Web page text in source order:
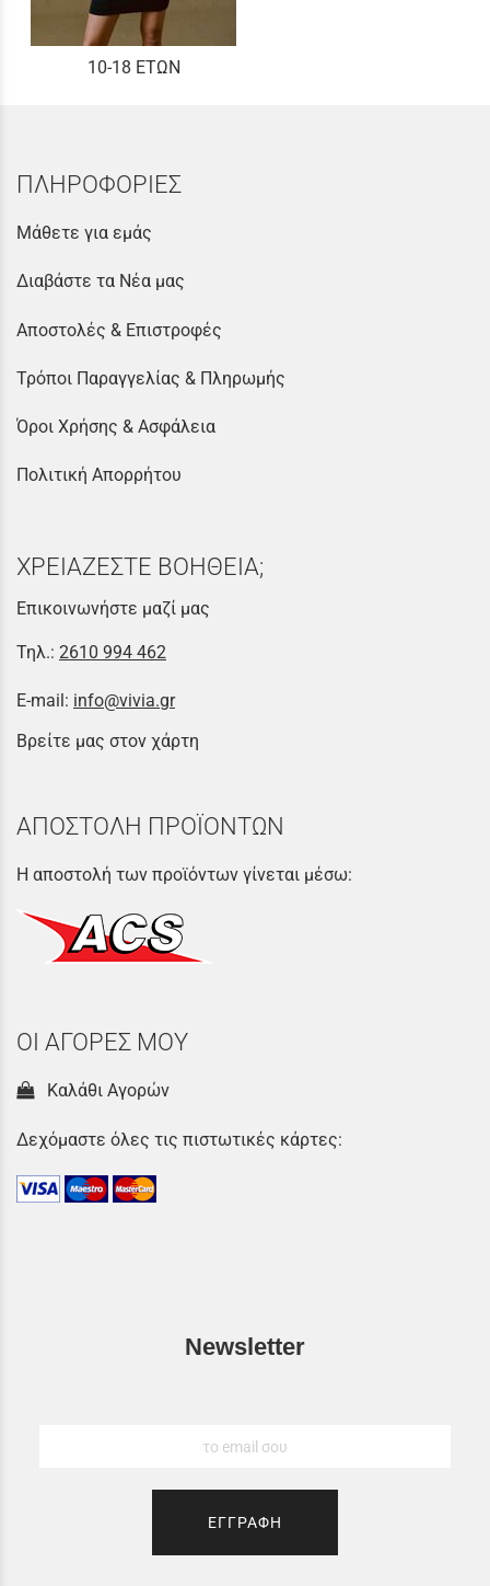
10-18 ΕΤΩΝ
ΠΛΗΡΟΦΟΡΙΕΣ
Μάθετε για εμάς
Διαβάστε τα Νέα μας
Αποστολές & Επιστροφές
Τρόποι Παραγγελίας & Πληρωμής
Όροι Χρήσης & Ασφάλεια
Πολιτική Απορρήτου
ΧΡΕΙΑΖΕΣΤΕ ΒΟΗΘΕΙΑ;
Επικοινωνήστε μαζί μας
Τηλ.: 2610 994 462
E-mail: info@vivia.gr
Βρείτε μας στον χάρτη
ΑΠΟΣΤΟΛΗ ΠΡΟΪΟΝΤΩΝ
Η αποστολή των προϊόντων γίνεται μέσω:
ΟΙ ΑΓΟΡΕΣ ΜΟΥ
Καλάθι Αγορών
Δεχόμαστε όλες τις πιστωτικές κάρτες:
Newsletter
ΕΓΓΡΑΦΗ